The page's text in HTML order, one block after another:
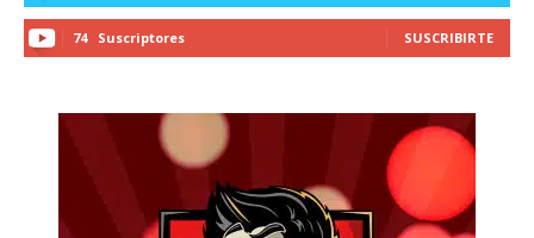
74 Suscriptores SUSCRIBIRTE